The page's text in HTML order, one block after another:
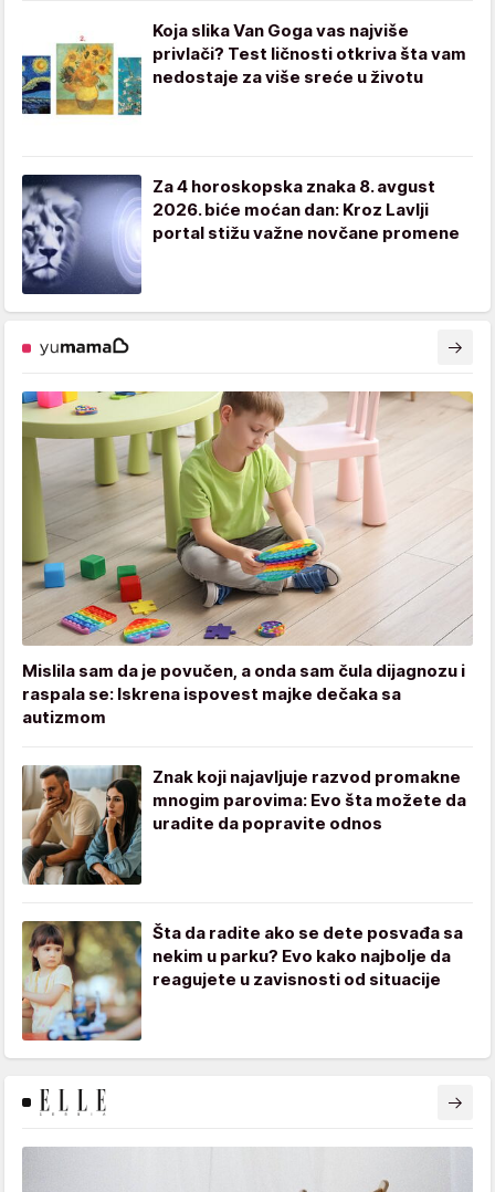
Koja slika Van Goga vas najviše
privlači? Test ličnosti otkriva šta vam
nedostaje za više sreće u životu
Za 4 horoskopska znaka 8. avgust
2026. biće moćan dan: Kroz Lavlji
portal stižu važne novčane promene
Mislila sam da je povučen, a onda sam čula dijagnozu i
raspala se: Iskrena ispovest majke dečaka sa
autizmom
Znak koji najavljuje razvod promakne
mnogim parovima: Evo šta možete da
uradite da popravite odnos
Šta da radite ako se dete posvađa sa
nekim u parku? Evo kako najbolje da
reagujete u zavisnosti od situacije